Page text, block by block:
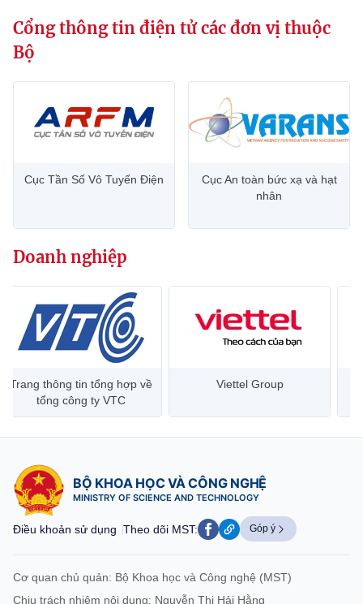
Cổng thông tin điện tử các đơn vị thuộc
Bộ
Cục Tần Số Vô Tuyến Điện
Cục An toàn bức xạ và hạt
nhân
Doanh nghiệp
Trang thông tin tổng hợp về
tổng công ty VTC
Viettel Group
BỘ KHOA HỌC VÀ CÔNG NGHỆ
MINISTRY OF SCIENCE AND TECHNOLOGY
Điều khoản sử dụng Theo dõi MST: Góp ý
Cơ quan chủ quản: Bộ Khoa học và Công nghệ (MST)
Chịu trách nhiệm nội dung: Nguyễn Thị Hải Hằng